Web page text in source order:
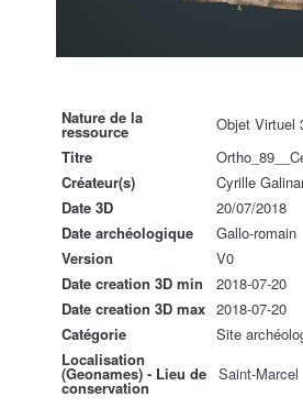
Nature de la
ressource
Objet Virtuel
Titre
Créateur(s)
Cyrille
Date 3D
20/07/2018
Date archéologique
Gallo-romain
Version
V0
Date creation 3D min
2018-07-20
Date creation 3D max 2018-07-20
Catégorie
Site
Localisation
(Geonames) - Lieu de
conservation
Saint-Marcel